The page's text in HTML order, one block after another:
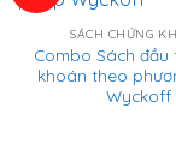
SÁCH CHỨNG
Combo Sách đầu
khoán theo
Wyckoff